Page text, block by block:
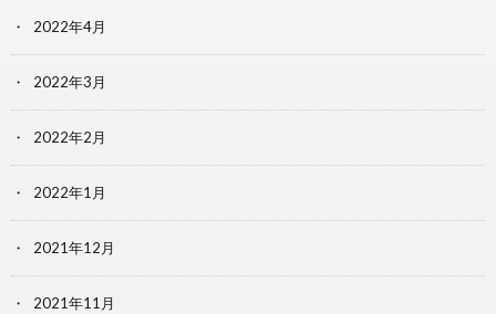
2022年4月
2022年3月
2022年2月
2022年1月
2021年12月
2021年11月